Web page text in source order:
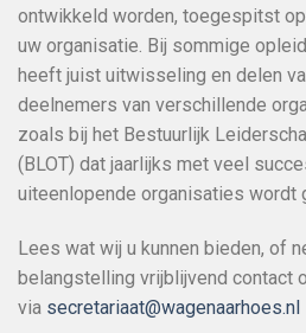
ontwikkeld worden, toegespitst
uw organisatie. Bij sommige
heeft juist uitwisseling en delen
deelnemers van verschillende
zoals bij het Bestuurlijk
(BLOT) dat jaarlijks met veel
uiteenlopende organisaties wordt
Lees wat wij u kunnen bieden, of
belangstelling vrijblijvend contact
via secretariaat@wagenaarhoes.nl